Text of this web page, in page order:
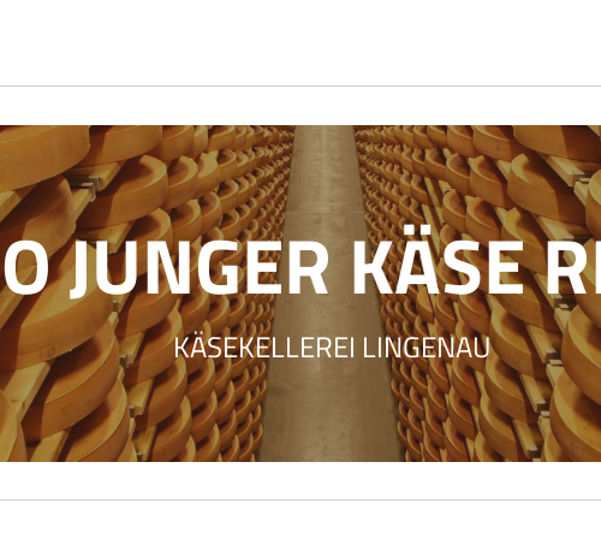
JUNGER KÄSE
KÄSEKELLEREI LINGENAU